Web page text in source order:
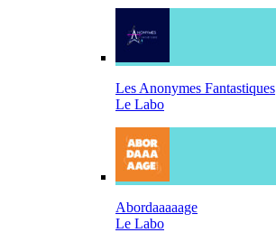
Les Anonymes Fantastiques
Le Labo
Abordaaaaage
Le Labo